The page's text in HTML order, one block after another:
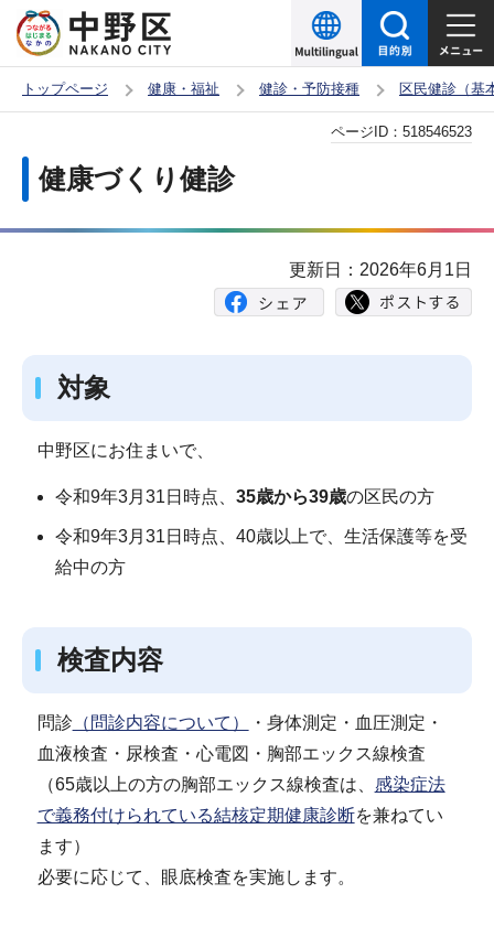
の
ー
頭
トップページ 健康・福祉 健診・予防接種 区民健診（基
健康づくり健診
ページID： 518546523
更新日：2026年6月1日
対象
中野区にお住まいで、
令和9年3月31日時点、 35歳から39歳の区民の方
令和9年3月31日時点、40歳以上で、生活保護等を受
給中の方
検査内容
問診 （問診内容について）
・身体測定・血圧測定・
血液検査・尿検査・心電図・胸部エックス線検査
（65歳以上の方の胸部エックス線検査は、 感染症法
で義務付けられている結核定期健康診断を兼ねてい
ます）
必要に応じて、眼底検査を実施します。